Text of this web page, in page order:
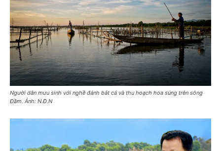
Người dân mưu sinh với nghề đánh bắt cá và thu hoạch hoa súng trên sông
Đầm. Ảnh: N.Đ.N